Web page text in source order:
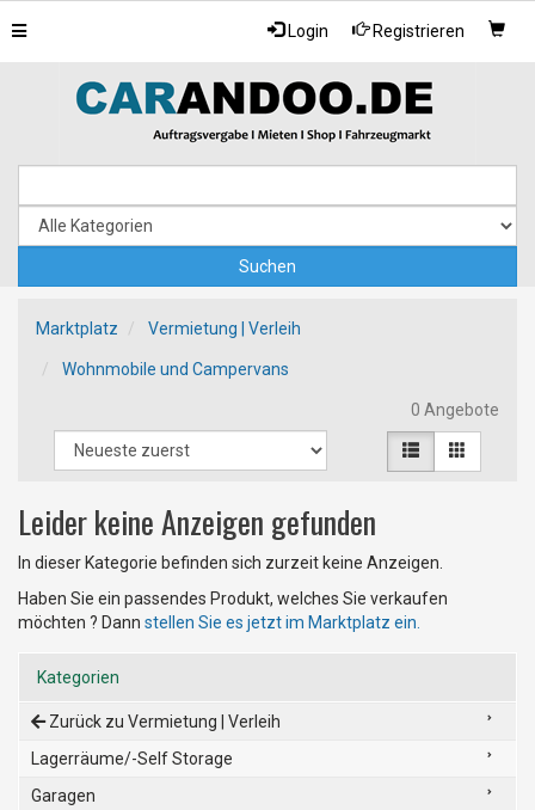
Login Registrieren
Toggle
navigation
Marktplatz Vermietung | Verleih
Wohnmobile und Campervans
0 Angebote
Leider keine Anzeigen gefunden
In dieser Kategorie befinden sich zurzeit keine Anzeigen.
Haben Sie ein passendes Produkt, welches Sie verkaufen
möchten ? Dann stellen Sie es jetzt im Marktplatz ein.
Kategorien
Zurück zu Vermietung | Verleih
Lagerräume/-Self Storage
Garagen